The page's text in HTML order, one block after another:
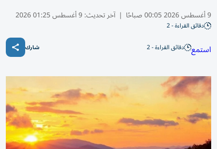
9 أغسطس 2026 00:05 صباحًا | آخر تحديث:9 أغسطس 01:25 2026
دقائق القراءة - 2
استمع دقائق القراءة - 2 شارك